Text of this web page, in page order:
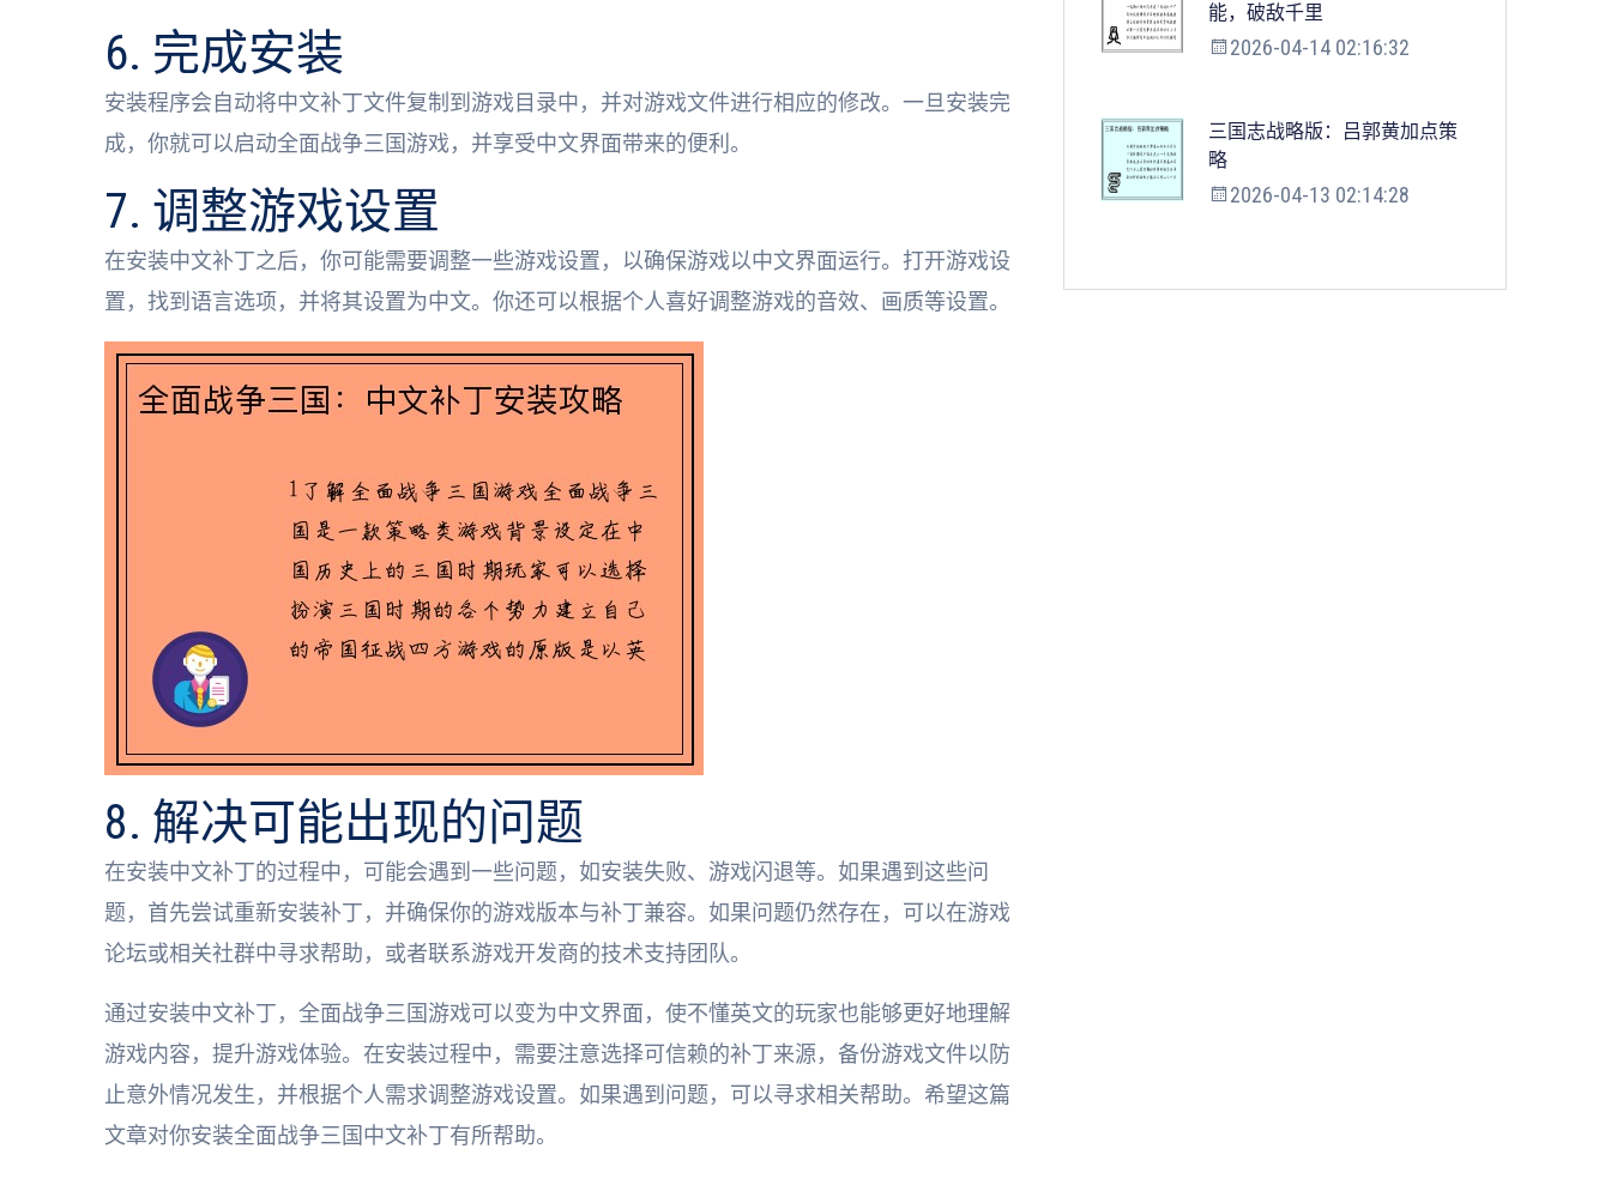
6. 完成安装
安装程序会自动将中文补丁文件复制到游戏目录中，并对游戏文件进行相应的修改。一旦安装完
成，你就可以启动全面战争三国游戏，并享受中文界面带来的便利。
7. 调整游戏设置
在安装中文补丁之后，你可能需要调整一些游戏设置，以确保游戏以中文界面运行。打开游戏设
置，找到语言选项，并将其设置为中文。你还可以根据个人喜好调整游戏的音效、画质等设置。
8. 解决可能出现的问题
在安装中文补丁的过程中，可能会遇到一些问题，如安装失败、游戏闪退等。如果遇到这些问
题，首先尝试重新安装补丁，并确保你的游戏版本与补丁兼容。如果问题仍然存在，可以在游戏
论坛或相关社群中寻求帮助，或者联系游戏开发商的技术支持团队。
通过安装中文补丁，全面战争三国游戏可以变为中文界面，使不懂英文的玩家也能够更好地理解
游戏内容，提升游戏体验。在安装过程中，需要注意选择可信赖的补丁来源，备份游戏文件以防
止意外情况发生，并根据个人需求调整游戏设置。如果遇到问题，可以寻求相关帮助。希望这篇
文章对你安装全面战争三国中文补丁有所帮助。
能，破敌千里
2026-04-14 02:16:32
三国志战略版：吕郭黄加点策
略
2026-04-13 02:14:28